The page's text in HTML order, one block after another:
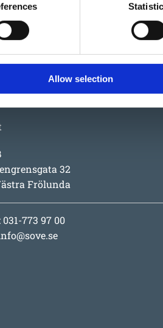
Allow selection
32
Frölunda
773 97 00